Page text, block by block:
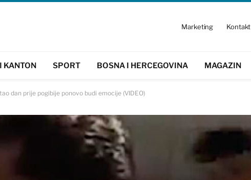
Marketing Kontakt
KANTON SPORT BOSNA I HERCEGOVINA MAGAZIN
dan prije pogibije ponovo budi emocije (VIDEO)